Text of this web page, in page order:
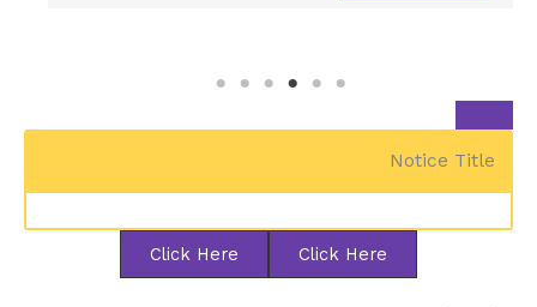
Notice Title
Click Here
Click Here